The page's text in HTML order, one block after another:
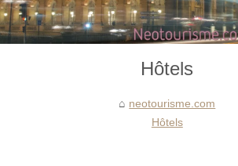
Hôtels
neotourisme.com
Hôtels